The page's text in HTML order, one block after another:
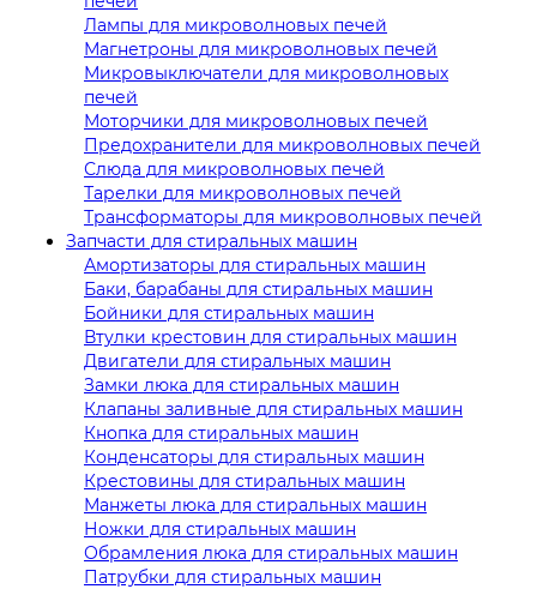
Лампы для микроволновых печей
Магнетроны для микроволновых печей
Микровыключатели для микроволновых
печей
Моторчики для микроволновых печей
Предохранители для микроволновых печей
Слюда для микроволновых печей
Тарелки для микроволновых печей
Трансформаторы для микроволновых печей
Запчасти для стиральных машин
Амортизаторы для стиральных машин
Баки, барабаны для стиральных машин
Бойники для стиральных машин
Втулки крестовин для стиральных машин
Двигатели для стиральных машин
Замки люка для стиральных машин
Клапаны заливные для стиральных машин
Кнопка для стиральных машин
Конденсаторы для стиральных машин
Крестовины для стиральных машин
Манжеты люка для стиральных машин
Ножки для стиральных машин
Обрамления люка для стиральных машин
Патрубки для стиральных машин